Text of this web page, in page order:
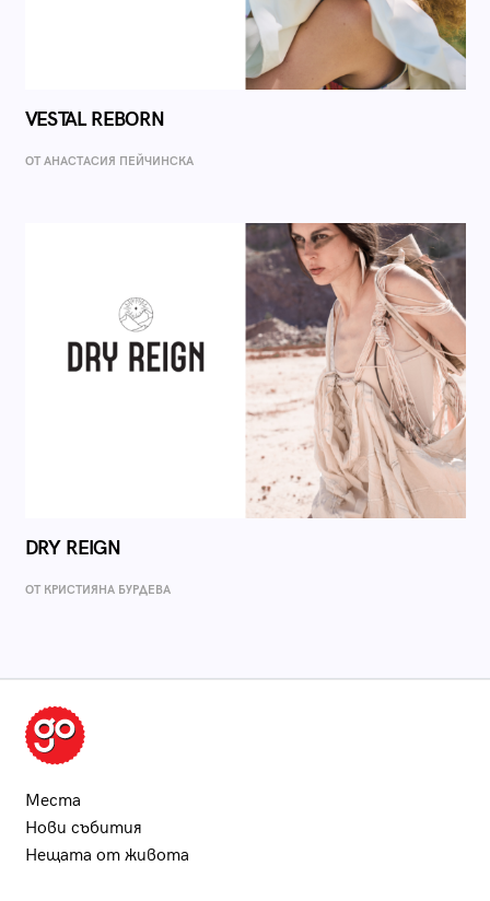
VESTAL REBORN
ОТ AНАСТАСИЯ ПЕЙЧИНСКА
DRY REIGN
ОТ КРИСТИЯНА БУРДЕВА
Места
Нови събития
Нещата от живота